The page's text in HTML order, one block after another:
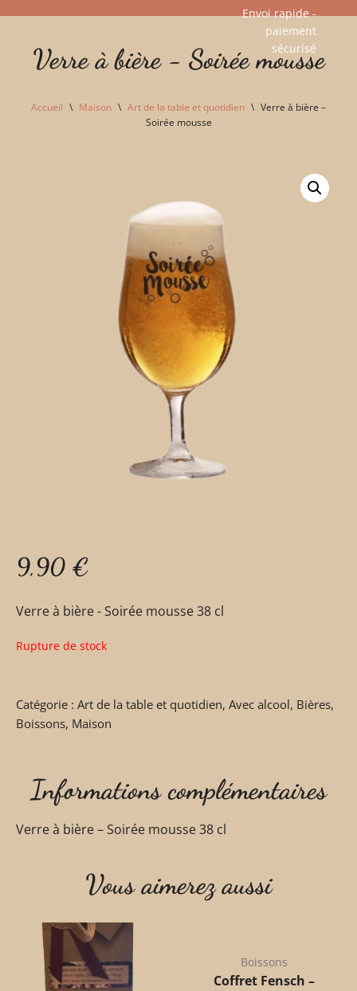
Envoi rapide -
paiement
sécurisé​
Verre à bière - Soirée mousse
Accueil \ Maison \ Art de la table et quotidien \ Verre à bière –
Soirée mousse
9,90 €
Verre à bière - Soirée mousse 38 cl
Rupture de stock
Catégorie : Art de la table et quotidien, Avec alcool, Bières,
Boissons, Maison
Informations complémentaires
Verre à bière – Soirée mousse 38 cl
Vous aimerez aussi
Boissons
Coffret Fensch –